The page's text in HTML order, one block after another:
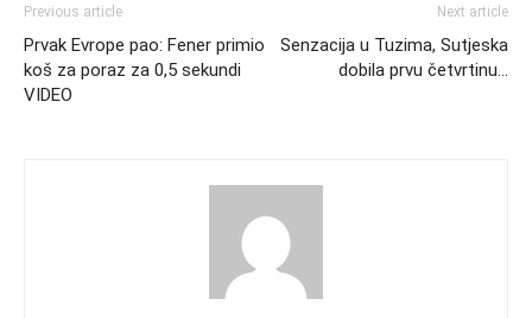
Previous article
Prvak Evrope pao: Fener primio
koš za poraz za 0,5 sekundi
VIDEO
Next article
Senzacija u Tuzima, Sutjeska
dobila prvu četvrtinu…